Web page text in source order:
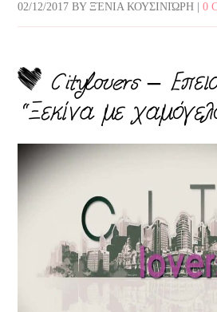
02/12/2017 BYΞΈΝΙΑ ΚΟΥΣΙΝΙΏΡΗ |0
Citylovers –
“Ξεκίνα με